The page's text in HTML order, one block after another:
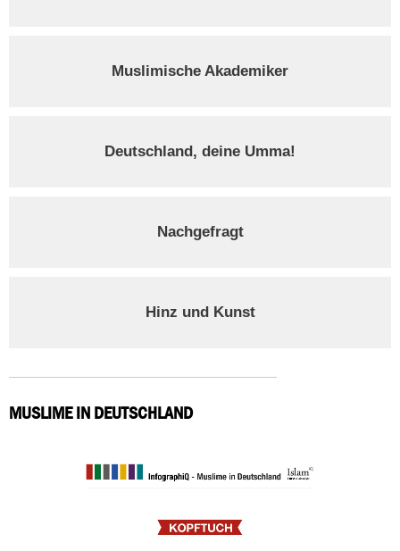
Muslimische Akademiker
Deutschland, deine Umma!
Nachgefragt
Hinz und Kunst
MUSLIME IN DEUTSCHLAND